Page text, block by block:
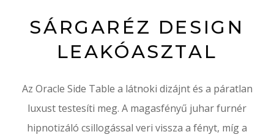
SÁRGARÉZ DESIGN
LEAKÓASZTAL
Az Oracle Side Table a látnoki dizájnt és a páratlan
luxust testesíti meg. A magasfényű juhar furnér
hipnotizáló csillogással veri vissza a fényt, míg a